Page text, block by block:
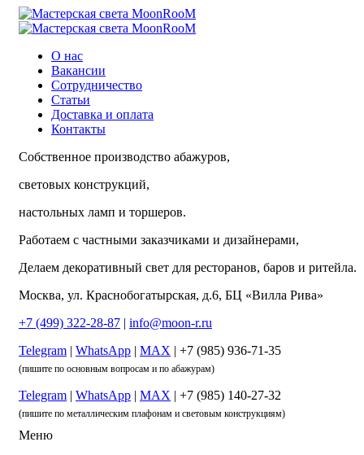
О нас
Вакансии
Сотрудничество
Статьи
Доставка и оплата
Контакты
Собственное производство абажуров,
световых конструкций,
настольных ламп и торшеров.
Работаем с частными заказчиками и дизайнерами,
Делаем декоративный свет для ресторанов, баров и ритейла.
Москва, ул. Краснобогатырская, д.6, БЦ «Вилла Рива»
+7 (499) 322-28-87 | info@moon-r.ru
Telegram | WhatsApp | MAX | +7 (985) 936-71-35
(пишите по основным вопросам и по абажурам)
Telegram | WhatsApp | MAX | +7 (985) 140-27-32
(пишите по металлическим плафонам и световым конструкциям)
Меню